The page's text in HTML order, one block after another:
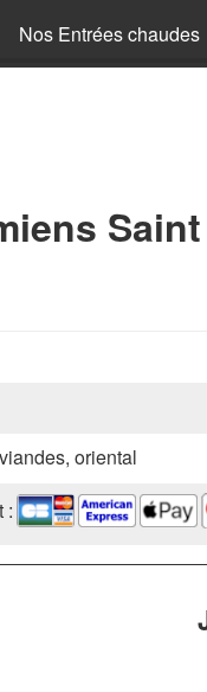
Nos Entrées chaudes
oriental
: